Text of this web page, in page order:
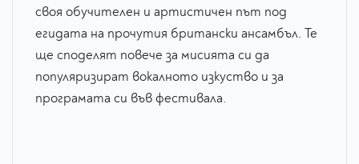
своя обучителен и артистичен път под
егидата на прочутия британски ансамбъл. Те
ще споделят повече за мисията си да
популяризират вокалното изкуство и за
програмата си във фестивала.